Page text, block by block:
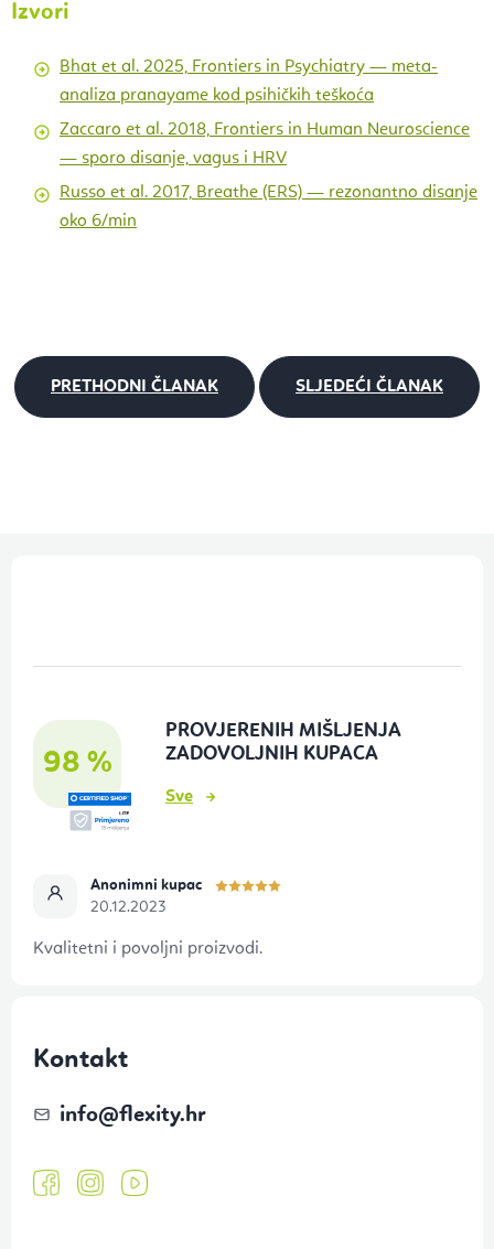
Izvori
Bhat et al. 2025, Frontiers in Psychiatry — meta-
analiza pranayame kod psihičkih teškoća
Zaccaro et al. 2018, Frontiers in Human Neuroscience
— sporo disanje, vagus i HRV
Russo et al. 2017, Breathe (ERS) — rezonantno disanje
oko 6/min
PRETHODNI ČLANAK SLJEDEĆI ČLANAK
98 %
PROVJERENIH MIŠLJENJA
ZADOVOLJNIH KUPACA
Sve
Anonimni kupac
20.12.2023
Kvalitetni i povoljni proizvodi.
Kontakt
info@flexity.hr